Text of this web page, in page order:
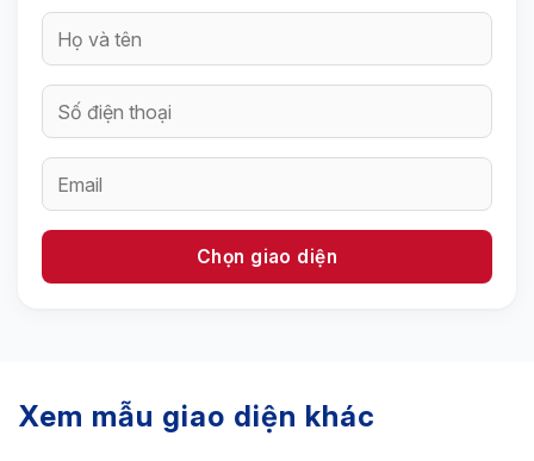
Xem mẫu giao diện khác